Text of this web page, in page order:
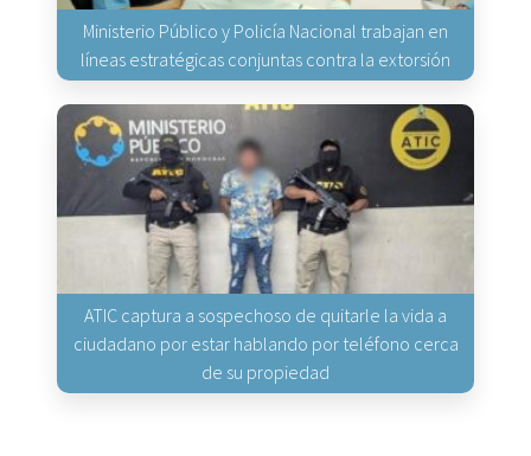
Ministerio Público y Policía Nacional trabajan en
líneas estratégicas conjuntas contra la extorsión
ATIC captura a sospechoso de quitarle la vida a
ciudadano por estar hablando por teléfono cerca
de su propiedad